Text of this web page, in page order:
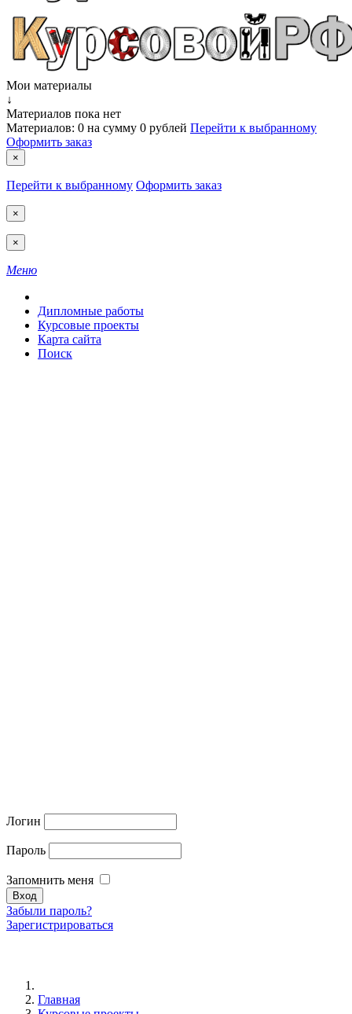
Мои материалы
↓
Материалов пока нет
Материалов: 0 на сумму 0 рублей Перейти к выбранному
Оформить заказ
×
Перейти к выбранному Оформить заказ
×
×
Меню
Дипломные работы
Курсовые проекты
Карта сайта
Поиск
Логин
Пароль
Запомнить меня
Забыли пароль?
Зарегистрироваться
Главная